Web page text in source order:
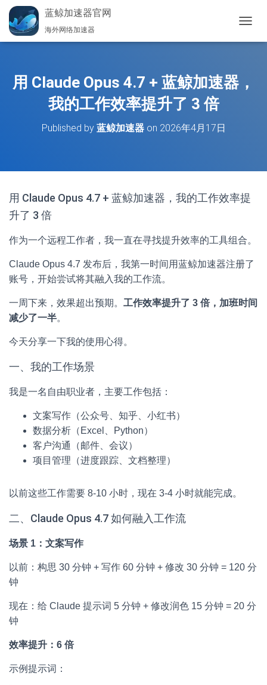
蓝鲸加速器官网
海外网络加速器
换
用 Claude Opus 4.7 + 蓝鲸加速器，
我的工作效率提升了 3 倍
Published by 蓝鲸加速器on 2026年4月17日
用 Claude Opus 4.7 + 蓝鲸加速器，我的工作效率提
升了 3 倍
作为一个远程工作者，我一直在寻找提升效率的工具组合。
Claude Opus 4.7 发布后，我第一时间用蓝鲸加速器注册了
账号，开始尝试将其融入我的工作流。
一周下来，效果超出预期。 工作效率提升了 3 倍，加班时间
减少了一半。
今天分享一下我的使用心得。
一、我的工作场景
我是一名自由职业者，主要工作包括：
文案写作（公众号、知乎、小红书）
数据分析（Excel、Python）
客户沟通（邮件、会议）
项目管理（进度跟踪、文档整理）
以前这些工作需要 8-10 小时，现在 3-4 小时就能完成。
二、Claude Opus 4.7 如何融入工作流
场景 1：文案写作
以前：构思 30 分钟 + 写作 60 分钟 + 修改 30 分钟 = 120 分
钟
现在：给 Claude 提示词 5 分钟 + 修改润色 15 分钟 = 20 分
钟
效率提升：6 倍
示例提示词：